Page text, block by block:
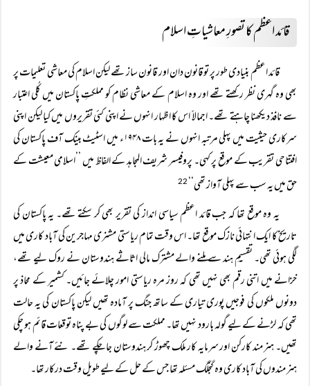
قائد اعظم کا تصورِ معاشیاتِ اسلام
قائد اعظم بنیادی طور پر تو قانون دان اور قانون ساز تھے لیکن اسلام کی معاشی تعلیمات پر
بھی وہ گہری نظر رکھتے تھے اور وہ اسلام کے معاشی نظام کو مملکتِ پاکستان میں کُلی اعتبار
سے نافذ دیکھنا چاہتے تھے۔ اجمالاً اس کا اظہار انہوں نے اپنی کئی تقریروں میں کیا لیکن اپنی
سرکاری حیثیت میں پہلی مرتبہ انہوں نے یہ بات ۱۹۴۸ء میں اسٹیٹ بینک آف پاکستان کی
افتتاحی تقریب کے موقع پر کہی۔ پروفیسر شریف المجاہد کے الفاظ میں ’’اسلامی معیشت کے
حق میں یہ سب سے پہلی آواز تھی‘‘
22
یہ وہ موقع تھا کہ جب قائد اعظم سیاسی انداز کی تقریر بھی کر سکتے تھے۔ یہ پاکستان کی
تاریخ کا ایک انتہائی نازک موقع تھا۔ اس وقت تمام ریاستی مشنری مہاجرین کی آباد کاری میں
لگی ہوئی تھی۔ تقسیمِ ہند سے ملنے والے مشترک مالی اثاثے ہندوستان نے روک لیے تھے،
خزانے میں اتنی رقم بھی نہیں تھی کہ روز مرہ ریاستی امور چلائے جائیں۔ کشمیر کے محاذ پر
دونوں ملکوں کی فوجیں پوری تیاری کے ساتھ جنگ پر آمادہ تھیں لیکن پاکستان کی یہ حالت
تھی کہ لڑنے کے لیے گولہ بارود نہیں تھا۔ مملکت سے لوگوں کی بے پناہ توقعات قائم ہو چکی
تھیں۔ ہنر مند کارکن اور سرمایہ کار ملک چھوڑ کر ہندوستان جا چکے تھے۔ نئے آنے والے
ہنر مندوں کی آباد کاری وہ گنجلگ مسئلہ تھا جس کے حل کے لیے طویل وقت درکار تھا۔